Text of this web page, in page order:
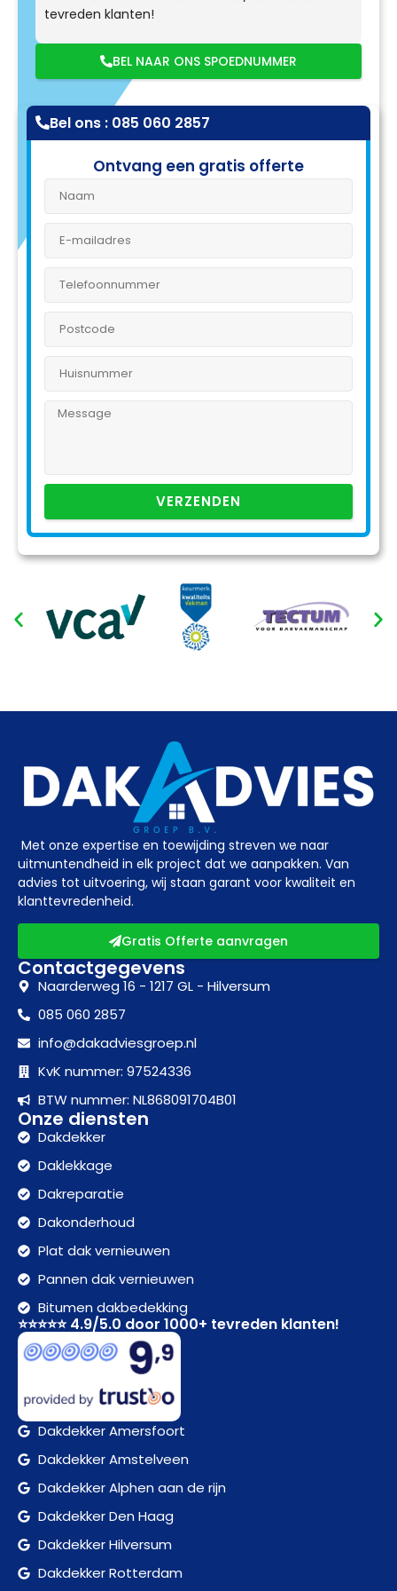
tevreden klanten!
BEL NAAR ONS SPOEDNUMMER
Bel ons : 085 060 2857
Ontvang een gratis offerte
VERZENDEN
Met onze expertise en toewijding streven we naar
uitmuntendheid in elk project dat we aanpakken. Van
advies tot uitvoering, wij staan garant voor kwaliteit en
klanttevredenheid.
Gratis Offerte aanvragen
Contactgegevens
Naarderweg 16 - 1217 GL - Hilversum
085 060 2857
info@dakadviesgroep.nl
KvK nummer: 97524336
BTW nummer: NL868091704B01
Onze diensten
Dakdekker
Daklekkage
Dakreparatie
Dakonderhoud
Plat dak vernieuwen
Pannen dak vernieuwen
Bitumen dakbedekking
⭐⭐⭐⭐⭐ 4.9/5.0 door 1000+ tevreden klanten!
Dakdekker Amersfoort
Dakdekker Amstelveen
Dakdekker Alphen aan de rijn
Dakdekker Den Haag
Dakdekker Hilversum
Dakdekker Rotterdam